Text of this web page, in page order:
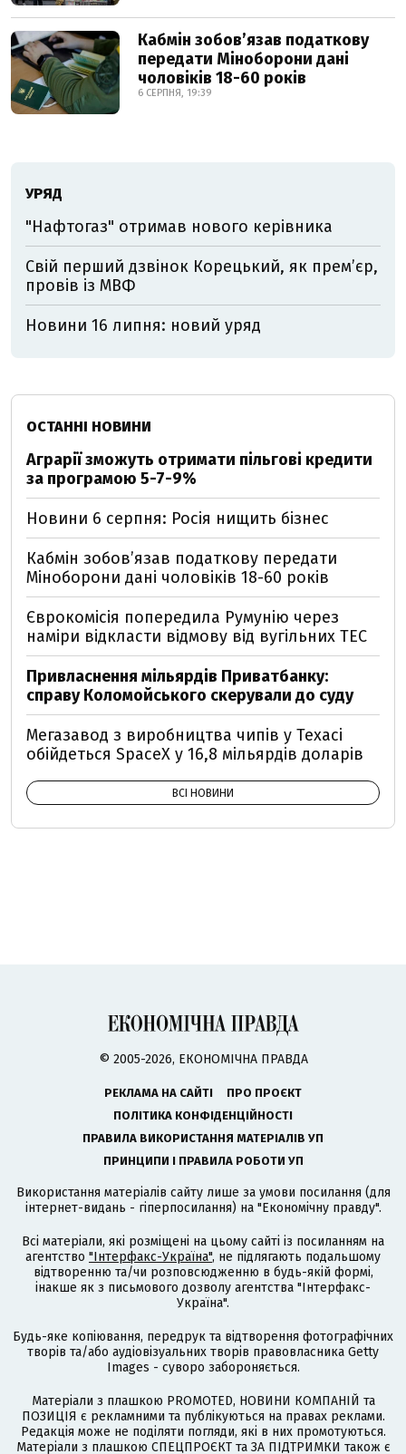
Кабмін зобовʼязав податкову
передати Міноборони дані
чоловіків 18-60 років
6 СЕРПНЯ, 19:39
УРЯД
"Нафтогаз" отримав нового керівника
Свій перший дзвінок Корецький, як премʼєр,
провів із МВФ
Новини 16 липня: новий уряд
ОСТАННІ НОВИНИ
Аграрії зможуть отримати пільгові кредити
за програмою 5-7-9%
Новини 6 серпня: Росія нищить бізнес
Кабмін зобовʼязав податкову передати
Міноборони дані чоловіків 18-60 років
Єврокомісія попередила Румунію через
наміри відкласти відмову від вугільних ТЕС
Привласнення мільярдів Приватбанку:
справу Коломойського скерували до суду
Мегазавод з виробництва чипів у Техасі
обійдеться SpaceX у 16,8 мільярдів доларів
ВСІ НОВИНИ
© 2005-2026, ЕКОНОМІЧНА ПРАВДА
РЕКЛАМА НА САЙТІ
ПРО ПРОЄКТ
ПОЛІТИКА КОНФІДЕНЦІЙНОСТІ
ПРАВИЛА ВИКОРИСТАННЯ МАТЕРІАЛІВ УП
ПРИНЦИПИ І ПРАВИЛА РОБОТИ УП
Використання матеріалів сайту лише за умови посилання (для
інтернет-видань - гіперпосилання) на "Економічну правду".
Всі матеріали, які розміщені на цьому сайті із посиланням на
агентство "Інтерфакс-Україна", не підлягають подальшому
відтворенню та/чи розповсюдженню в будь-якій формі,
інакше як з письмового дозволу агентства "Інтерфакс-
Україна".
Будь-яке копіювання, передрук та відтворення фотографічних
творів та/або аудіовізуальних творів правовласника Getty
Images - суворо забороняється.
Матеріали з плашкою PROMOTED, НОВИНИ КОМПАНІЙ та
ПОЗИЦІЯ є рекламними та публікуються на правах реклами.
Редакція може не поділяти погляди, які в них промотуються.
Матеріали з плашкою СПЕЦПРОЄКТ та ЗА ПІДТРИМКИ також є